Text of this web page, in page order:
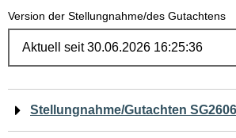
Version der Stellungnahme/des Gutachtens
Navigation
Stellungnahme/Gutachten